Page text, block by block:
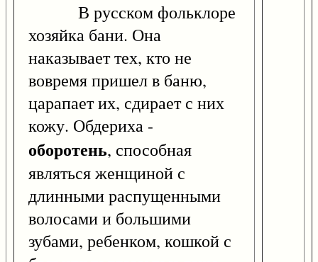
В русском фольклоре
хозяйка бани. Она
наказывает тех, кто не
вовремя пришел в баню,
царапает их, сдирает с них
кожу. Обдериха -
оборотень, способная
являться женщиной с
длинными распущенными
волосами и большими
зубами, ребенком, кошкой с